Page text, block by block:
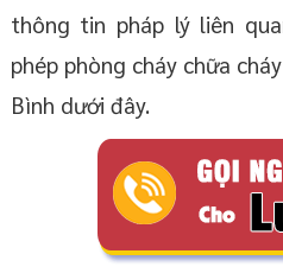
thông tin pháp lý liên
phép phòng cháy chữa
Bình dưới đây.